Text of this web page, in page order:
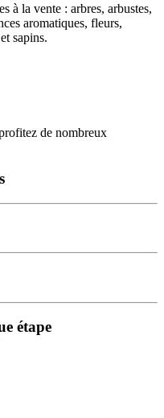
à la vente : arbres, arbustes,
aromatiques, fleurs,
sapins.
de nombreux
étape